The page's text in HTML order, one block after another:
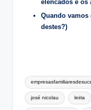
elencados e os
Quando vamos
destes?)
Tags:
josé nicolau leiria